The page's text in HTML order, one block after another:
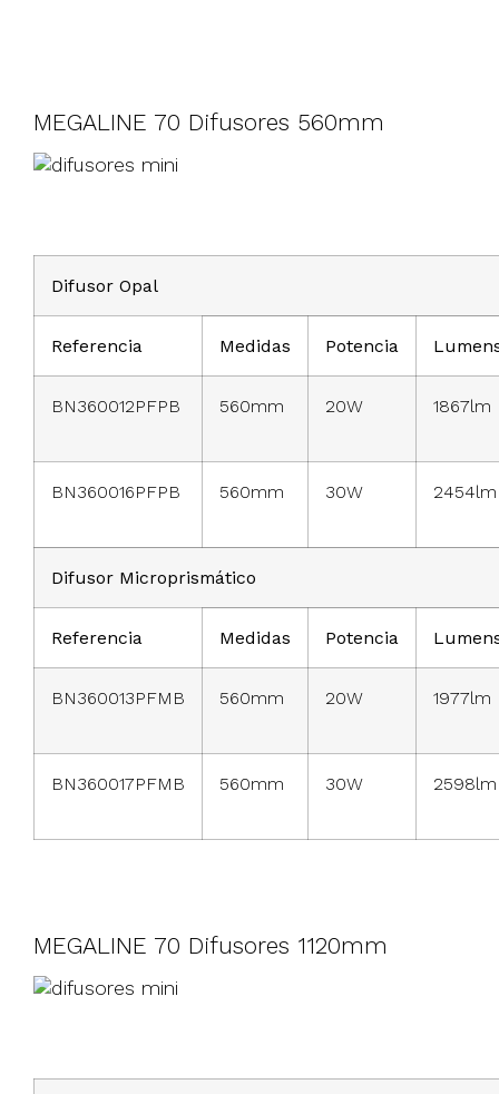
MEGALINE 70 Difusores 560mm
Difusor Opal
Referencia Medidas Potencia
BN360012PFPB 560mm 20W 1867lm
BN360016PFPB 560mm 30W 2454lm
Difusor Microprismático
Referencia Medidas Potencia
BN360013PFMB 560mm 20W 1977lm
BN360017PFMB 560mm 30W 2598lm
MEGALINE 70 Difusores 1120mm